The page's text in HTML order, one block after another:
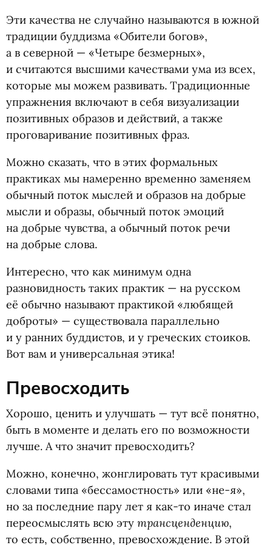
Эти качества не случайно называются в южной
традиции буддизма «Обители богов»,
а в северной — «Четыре безмерных»,
и считаются высшими качествами ума из всех,
которые мы можем развивать. Традиционные
упражнения включают в себя визуализации
позитивных образов и действий, а также
проговаривание позитивных фраз.
Можно сказать, что в этих формальных
практиках мы намеренно временно заменяем
обычный поток мыслей и образов на добрые
мысли и образы, обычный поток эмоций
на добрые чувства, а обычный поток речи
на добрые слова.
Интересно, что как минимум одна
разновидность таких практик — на русском
её обычно называют практикой «любящей
доброты» — существовала параллельно
и у ранних буддистов, и у греческих стоиков.
Вот вам и универсальная этика!
Превосходить
Хорошо, ценить и улучшать — тут всё понятно,
быть в моменте и делать его по возможности
лучше. А что значит превосходить?
Можно, конечно, жонглировать тут красивыми
словами типа «бессамостность» или «не-я»,
но за последние пару лет я как-то иначе стал
переосмыслять всю эту трансценденцию,
то есть, собственно, превосхождение. В этой